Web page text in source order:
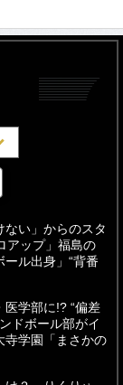
ない」からのスタ
アップ」福島の
ル出身」“背番
学部に!? “偏差
ドボール部がイ
学園「まさかの